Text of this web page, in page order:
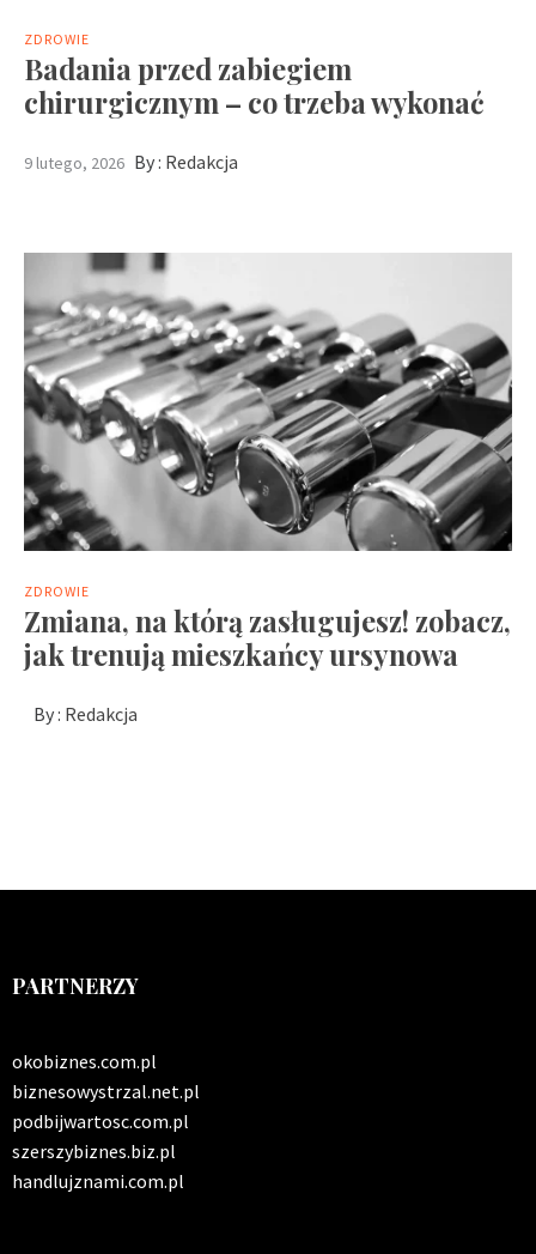
ZDROWIE
Badania przed zabiegiem
chirurgicznym – co trzeba wykonać
9 lutego, 2026 By : Redakcja
ZDROWIE
Zmiana, na którą zasługujesz! zobacz,
jak trenują mieszkańcy ursynowa
By : Redakcja
PARTNERZY
okobiznes.com.pl
biznesowystrzal.net.pl
podbijwartosc.com.pl
szerszybiznes.biz.pl
handlujznami.com.pl